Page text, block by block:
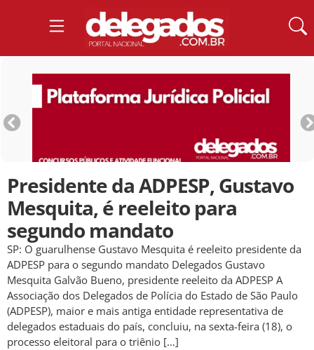
Presidente da ADPESP, Gustavo
Mesquita, é reeleito para
segundo mandato
SP: O guarulhense Gustavo Mesquita é reeleito presidente da
ADPESP para o segundo mandato Delegados Gustavo
Mesquita Galvão Bueno, presidente reeleito da ADPESP A
Associação dos Delegados de Polícia do Estado de São Paulo
(ADPESP), maior e mais antiga entidade representativa de
delegados estaduais do país, concluiu, na sexta-feira (18), o
processo eleitoral para o triênio […]